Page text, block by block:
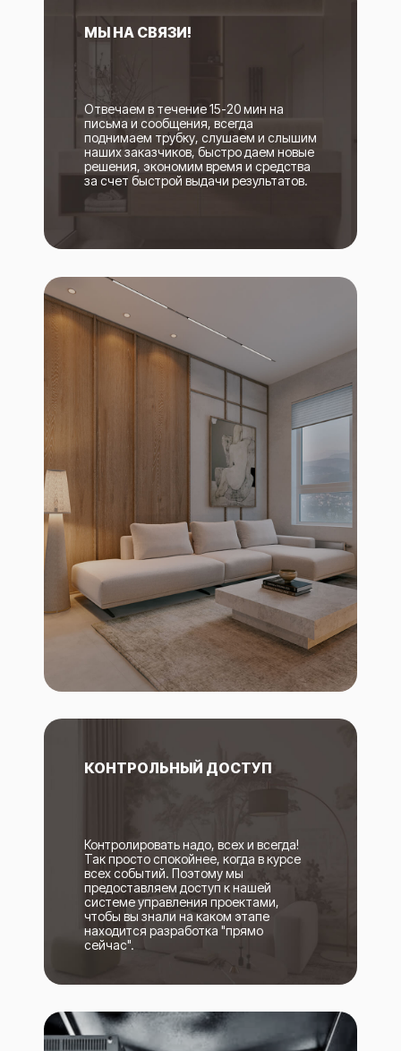
Контролировать надо, всех и всегда!
Так просто спокойнее, когда в курсе
всех событий. Поэтому мы
предоставляем доступ к нашей
системе управления проектами,
чтобы вы знали на каком этапе
находится разработка "прямо
сейчас".
КОНТРОЛЬНЫЙ ДОСТУП
Отвечаем в течение 15-20 мин на
письма и сообщения, всегда
поднимаем трубку, слушаем и слышим
наших заказчиков, быстро даем новые
решения, экономим время и средства
за счет быстрой выдачи результатов.
МЫ НА СВЯЗИ!